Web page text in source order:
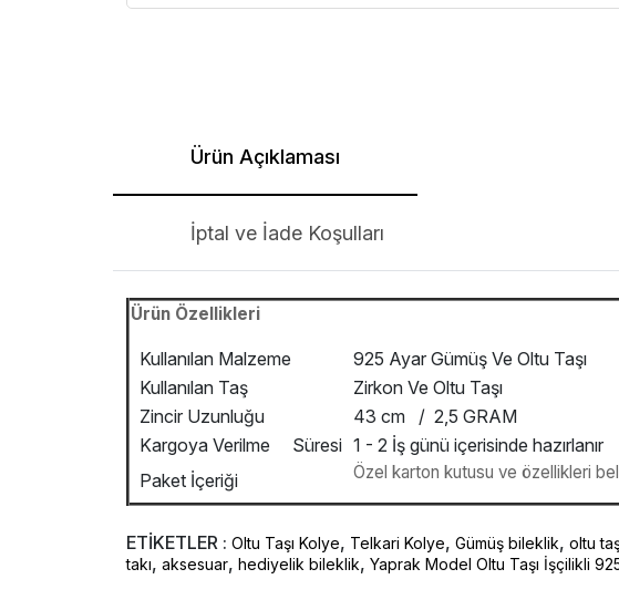
Ürün Açıklaması
İptal ve İade Koşulları
Ürün Özellikleri
Kullanılan Malzeme
925 Ayar Gümüş Ve Oltu Taşı
Kullanılan Taş
Zirkon Ve Oltu Taşı
Zincir Uzunluğu
43 cm / 2,5 GRAM
Kargoya Verilme Süresi 1 - 2 İş günü içerisinde hazırlanır
Paket İçeriği
Özel karton kutusu ve özellikleri
ETİKETLER : Oltu Taşı Kolye, Telkari Kolye, Gümüş bileklik, oltu
takı, aksesuar, hediyelik bileklik, Yaprak Model Oltu Taşı İşçilikli